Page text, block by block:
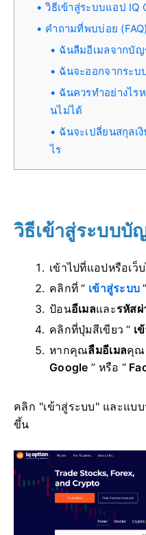
วิธีเข้าสู่ระบบแอป IQ
คำถามที่พบบ่อย (FAQ)
ฉันลืมอีเมลจากบั
ฉันจะออกจากระ
ฉันควรทำอย่างไร
นไม่ได้
ฉันจะเปลี่ยนสกุลเ
ไร
วิธีเข้าสู่ระบบบั
เข้าไปที่แอปหรือเว็
คลิกที่ “ เข้าสู่ระบบ ”
ป้อนอีเมลและรหัสผ่
คลิกที่ปุ่มสีเขียว “ เ
หากคุณลืมอีเมลคุณ
Google ” หรือ “
คลิก "เข้าสู่ระบบ" และแบ
ขึ้น